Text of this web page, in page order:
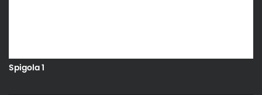
Spigola 1